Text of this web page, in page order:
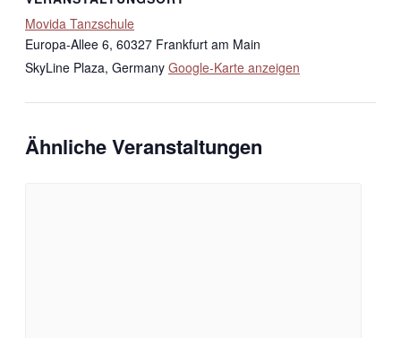
Movida Tanzschule
Europa-Allee 6, 60327 Frankfurt am Main
SkyLine Plaza, Germany Google-Karte anzeigen
Ähnliche Veranstaltungen